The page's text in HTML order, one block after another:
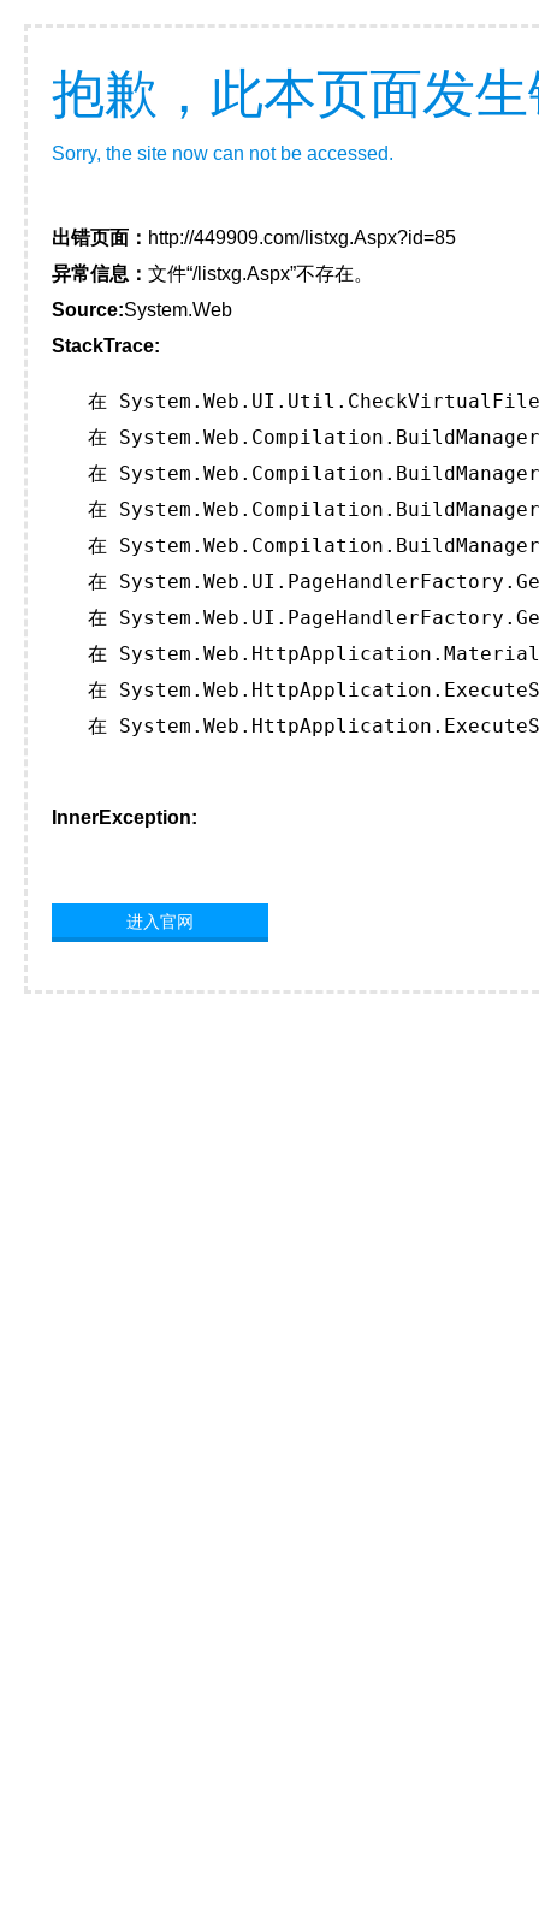
抱歉，此本页面发
Sorry, the site now can not be accessed.
出错页面： http://449909.com/listxg.Aspx?id=85
异常信息： 文件“/listxg.Aspx”不存在。
Source:System.Web
StackTrace:
在
在
在
在
在
在
在
在
在
在
InnerException:
进入官网